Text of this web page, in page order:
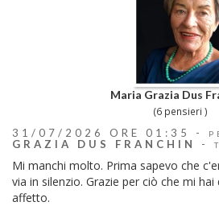
Maria Grazia Dus
(6 pensieri )
31/07/2026 ORE 01:35 -
GRAZIA DUS FRANCHIN
-
Mi manchi molto. Prima sapevo che
via in silenzio. Grazie per ciò che mi
affetto.